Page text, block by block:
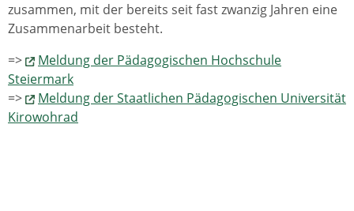
zusammen, mit der bereits seit fast zwanzig Jahren eine
Zusammenarbeit besteht.
=>
Meldung der Pädagogischen Hochschule
Steiermark
=>
Meldung der Staatlichen Pädagogischen Universität
Kirowohrad